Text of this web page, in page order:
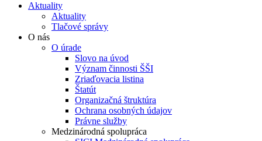
Aktuality
Aktuality
Tlačové správy
O nás
O úrade
Slovo na úvod
Význam činnosti ŠŠI
Zriaďovacia listina
Štatút
Organizačná štruktúra
Ochrana osobných údajov
Právne služby
Medzinárodná spolupráca